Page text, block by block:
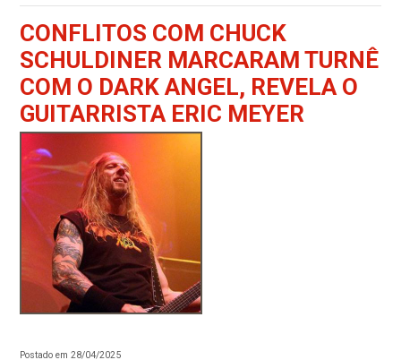
CONFLITOS COM CHUCK
SCHULDINER MARCARAM TURNÊ
COM O DARK ANGEL, REVELA O
GUITARRISTA ERIC MEYER
Postado em 28/04/2025